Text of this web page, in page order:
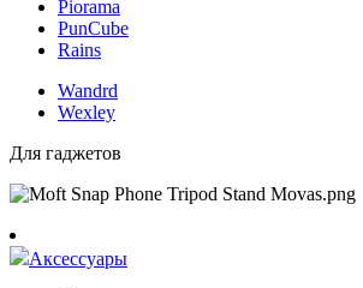
Piorama
PunCube
Rains
Wandrd
Wexley
Для гаджетов
Аксессуары